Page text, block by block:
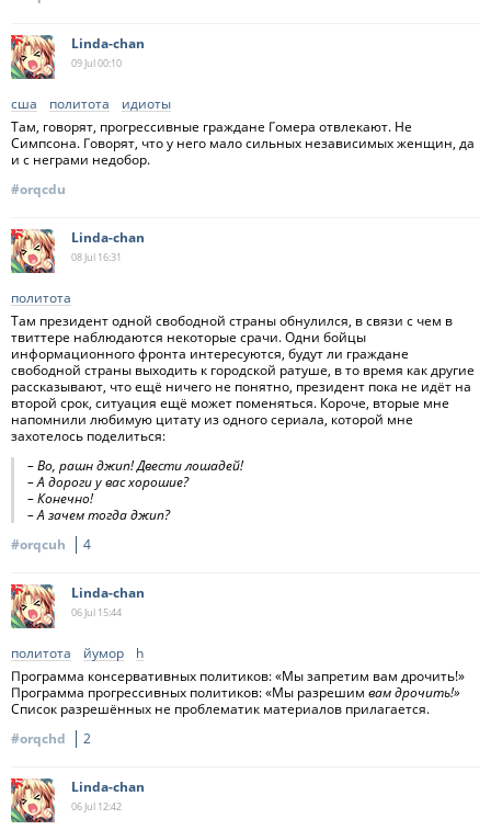
Linda-chan
09 Jul00:10
сша политота
идиоты
Там, говорят, прогрессивные граждане Гомера отвлекают. Не
Симпсона. Говорят, что у него мало сильных независимых женщин, да
и с неграми недобор.
#orqcdu
Linda-chan
08 Jul 16:31
политота
Там президент одной свободной страны обнулился, в связи с чем в
твиттере наблюдаются некоторые срачи. Одни бойцы
информационного фронта интересуются, будут ли граждане
свободной страны выходить к городской ратуше, в то время как другие
рассказывают, что ещё ничего не понятно, президент пока не идёт на
второй срок, ситуация ещё может поменяться. Короче, вторые мне
напомнили любимую цитату из одного сериала, которой мне
захотелось поделиться:
– Во, рашн джип! Двести лошадей!
– А дороги у вас хорошие?
– Конечно!
– А зачем тогда джип?
#orqcuh
4
Linda-chan
06 Jul 15:44
политота йумор
h
Программа консервативных политиков: «Мы запретим вам дрочить!»
Программа прогрессивных политиков: «Мы разрешим вам дрочить!»
Список разрешённых не проблематик материалов прилагается.
#orqchd
2
Linda-chan
06 Jul 12:42